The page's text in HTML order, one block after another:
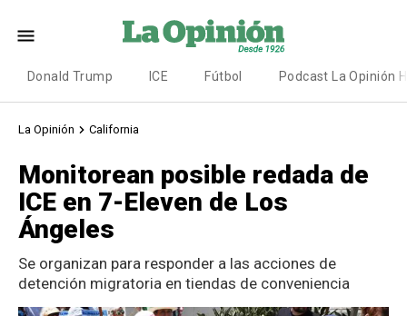
Donald Trump ICE Fútbol Podcast La Opinión
La Opinión California
Monitorean posible redada de
ICE en 7-Eleven de Los
Ángeles
Se organizan para responder a las acciones de
detención migratoria en tiendas de conveniencia